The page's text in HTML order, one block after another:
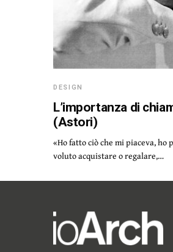
DESIGN
L’importanza di
(Astori)
«Ho fatto ciò che mi piaceva,
voluto acquistare o regalare,…